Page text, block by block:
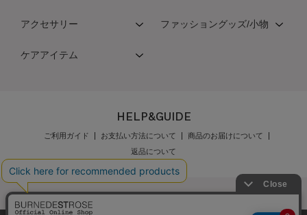
アクセサリー ファッショングッズ/小物
ケアアイテム
HELP&GUIDE
ご利用ガイド お支払い方法について
商品のお届けについて
返品について